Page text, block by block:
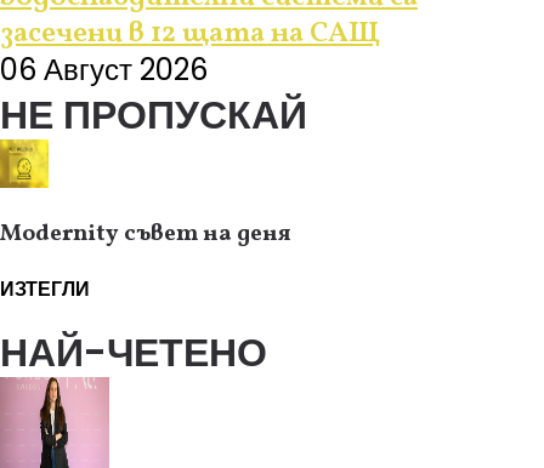
засечени в 12 щата на САЩ
06 Август 2026
НЕ ПРОПУСКАЙ
Modernity съвет на деня
ИЗТЕГЛИ
НАЙ-ЧЕТЕНО